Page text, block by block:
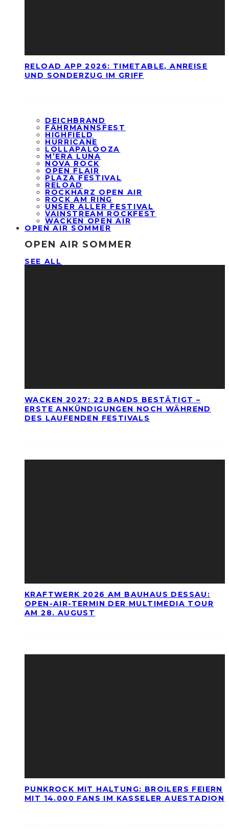
RELOAD APP 2026: TIMETABLE, ANREISE
UND SONDERZUG IM GRIFF
DEICHBRAND
FÄHRMANNSFEST
HIGHFIELD
HURRICANE
LOLLAPALOOZA
M’ERA LUNA
NOVA ROCK
OPEN FLAIR
PLAZA FESTIVAL
RELOAD
ROCKHARZ OPEN AIR
ROCK AM RING
UNSER ALLER FESTIVAL
VAINSTREAM ROCKFEST
WACKEN OPEN AIR
OPEN AIR SOMMER
OPEN AIR SOMMER
SEE ALL
WACKEN 2027: 22 BANDS BESTÄTIGT –
ERSTE ANKÜNDIGUNGEN NOCH WÄHREND
DES LAUFENDEN FESTIVALS
KRAFTWERK 2026 AM BAUHAUS DESSAU:
OPEN-AIR-TERMIN DER MULTIMEDIA TOUR
AM 28. AUGUST
PUNKROCK MIT HALTUNG: BROILERS FEIERN
MIT 14.000 FANS IM KASSELER AUESTADION